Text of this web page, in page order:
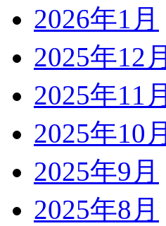
2026年1月
2025年12月
2025年11月
2025年10月
2025年9月
2025年8月